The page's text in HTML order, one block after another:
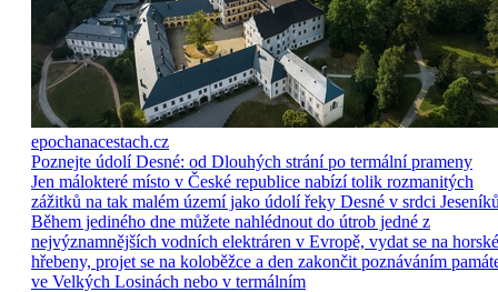
epochanacestach.cz
Poznejte údolí Desné: od Dlouhých strání po termální prameny
Jen málokteré místo v České republice nabízí tolik rozmanitých
zážitků na tak malém území jako údolí řeky Desné v srdci
Během jediného dne můžete nahlédnout do útrob jedné z
nejvýznamnějších vodních elektráren v Evropě, vydat se na horské
hřebeny, projet se na koloběžce a den zakončit poznáváním
ve Velkých Losinách nebo v termálním